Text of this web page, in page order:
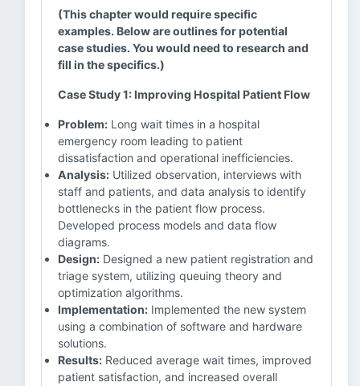
(This chapter would require specific
examples. Below are outlines for potential
case studies. You would need to research and
fill in the specifics.)
Case Study 1: Improving Hospital Patient Flow
Problem: Long wait times in a hospital
emergency room leading to patient
dissatisfaction and operational inefficiencies.
Analysis: Utilized observation, interviews with
staff and patients, and data analysis to identify
bottlenecks in the patient flow process.
Developed process models and data flow
diagrams.
Design: Designed a new patient registration and
triage system, utilizing queuing theory and
optimization algorithms.
Implementation: Implemented the new system
using a combination of software and hardware
solutions.
Results: Reduced average wait times, improved
patient satisfaction, and increased overall